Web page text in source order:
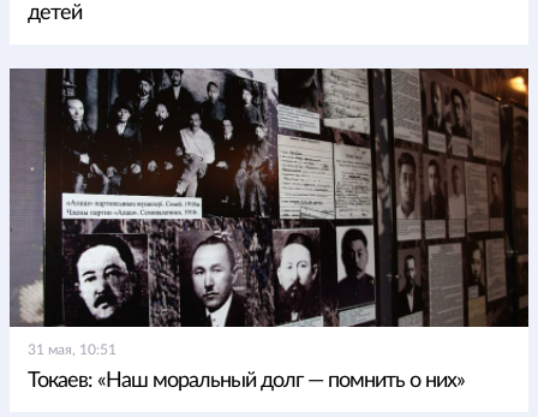
детей
31 мая, 10:51
Токаев: «Наш моральный долг — помнить о них»